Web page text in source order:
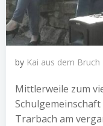
by Kai aus dem Bruch
Mittlerweile zum
Trarbach am